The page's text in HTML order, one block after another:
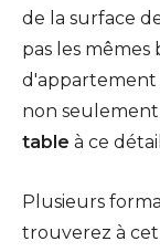
de la surface
pas les mêmes
d'appartement
non seulement
table à ce
Plusieurs
trouverez à